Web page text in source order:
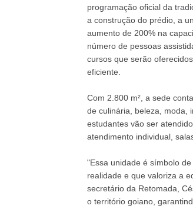
programação oficial da
a construção do prédio, a
aumento de 200% na
número de pessoas
cursos que serão
eficiente.
Com 2.800 m², a sede
de culinária, beleza, moda,
estudantes vão ser
atendimento individual,
"Essa unidade é símbolo
realidade e que valoriza a
secretário da Retomada,
o território goiano,